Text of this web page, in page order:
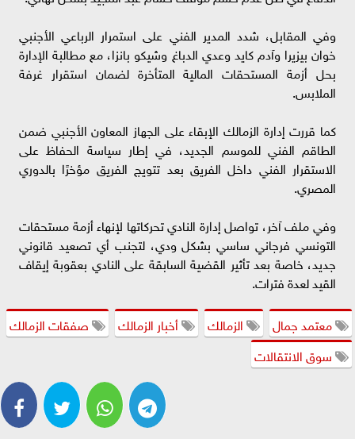
وفي المقابل، شدد المدير الفني على استمرار الرباعي الأجنبي
خوان بيزيرا وآدم كايد وعدي الدباغ وشيكو بانزا، مع مطالبة الإدارة
بحل أزمة المستحقات المالية المتأخرة لضمان استقرار غرفة
الملابس.
كما قررت إدارة الزمالك الإبقاء على الجهاز المعاون الأجنبي ضمن
الطاقم الفني للموسم الجديد، في إطار سياسة الحفاظ على
الاستقرار الفني داخل الفريق بعد تتويج الفريق مؤخرًا بالدوري
المصري.
وفي ملف آخر، تواصل إدارة النادي تحركاتها لإنهاء أزمة مستحقات
التونسي فرجاني ساسي بشكل ودي، لتجنب أي تصعيد قانوني
جديد، خاصة بعد تأثير القضية السابقة على النادي بعقوبة إيقاف
القيد لعدة فترات.
معتمد جمال
الزمالك أخبار الزمالك
صفقات الزمالك
سوق الانتقالات